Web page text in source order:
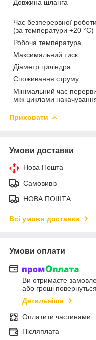
Довжина шланга
Час безперервної роботи
(за температури +20 °C)
Робоча температура
Максимальний тиск
Діаметр циліндра
Споживання струму
Мінімальний час
між циклами
Приховати
Умови доставки
Нова Пошта
Самовивіз
НОВА ПОШТА
Всі умови доставки
Умови оплати
Ви отримаєте
або гроші
Детальніше
Оплатити частинами
Післяплата